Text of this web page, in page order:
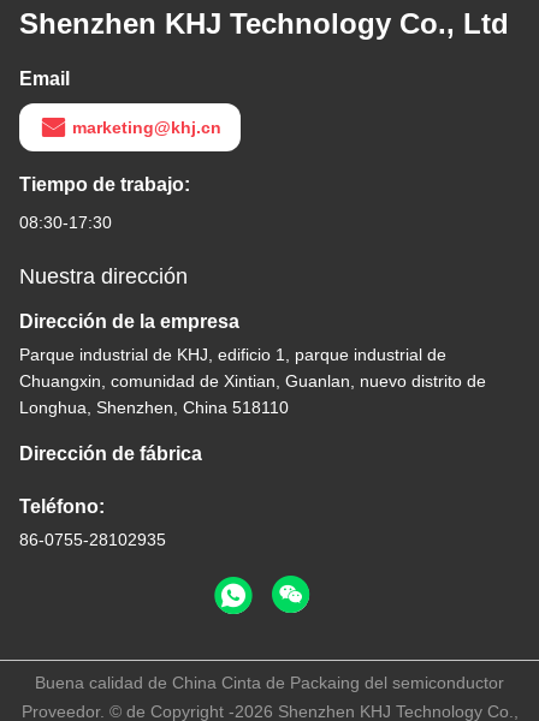
Shenzhen KHJ Technology Co., Ltd
Email
marketing@khj.cn
Tiempo de trabajo:
08:30-17:30
Nuestra dirección
Dirección de la empresa
Parque industrial de KHJ, edificio 1, parque industrial de
Chuangxin, comunidad de Xintian, Guanlan, nuevo distrito de
Longhua, Shenzhen, China 518110
Dirección de fábrica
Teléfono:
86-0755-28102935
Buena calidad de China Cinta de Packaing del semiconductor
Proveedor. © de Copyright -2026 Shenzhen KHJ Technology Co.,